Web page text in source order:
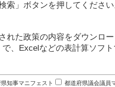
索」ボタンを押してください
れた政策の内容をダウンロー
、Excelなどの表計算ソフ
知事マニフェスト 都道府県議会議員